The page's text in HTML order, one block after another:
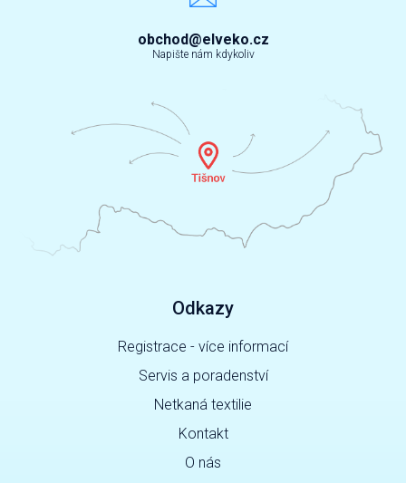
obchod@elveko.cz
Napište nám kdykoliv
Odkazy
Registrace - více informací
Servis a poradenství
Netkaná textilie
Kontakt
O nás